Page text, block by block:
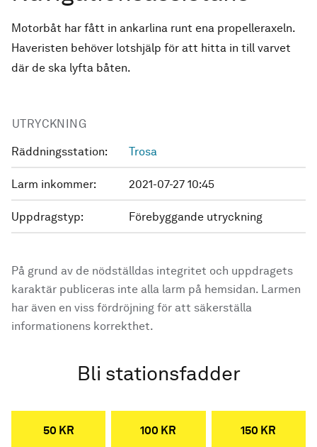
Motorbåt har fått in ankarlina runt ena propelleraxeln.
Haveristen behöver lotshjälp för att hitta in till varvet
där de ska lyfta båten.
UTRYCKNING
Räddningsstation: Trosa
Larm inkommer: 2021-07-27 10:45
Uppdragstyp: Förebyggande utryckning
På grund av de nödställdas integritet och uppdragets
karaktär publiceras inte alla larm på hemsidan. Larmen
har även en viss fördröjning för att säkerställa
informationens korrekthet.
Bli stationsfadder
50 KR 100 KR 150 KR